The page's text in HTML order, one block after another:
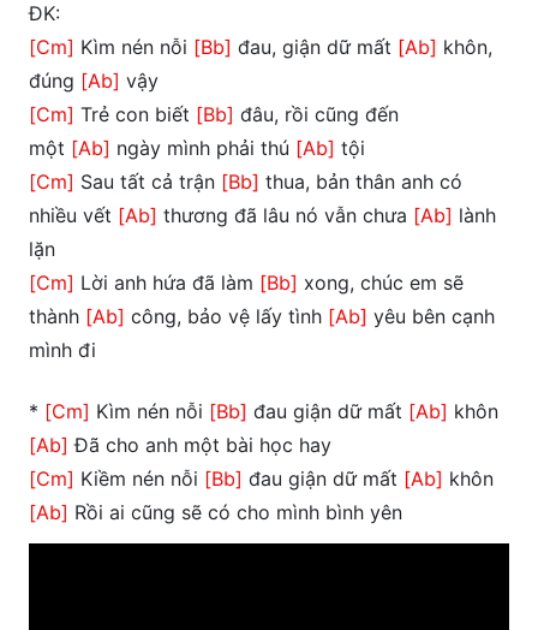
ĐK:
[Cm] Kìm nén nỗi [Bb] đau, giận dữ mất [Ab] khôn,
đúng [Ab] vậy
[Cm] Trẻ con biết [Bb] đâu, rồi cũng đến
một [Ab] ngày mình phải thú [Ab] tội
[Cm] Sau tất cả trận [Bb] thua, bản thân anh có
nhiều vết [Ab] thương đã lâu nó vẫn chưa [Ab] lành
lặn
[Cm] Lời anh hứa đã làm [Bb] xong, chúc em sẽ
thành [Ab] công, bảo vệ lấy tình [Ab] yêu bên cạnh
mình đi
* [Cm] Kìm nén nỗi [Bb] đau giận dữ mất [Ab] khôn
[Ab] Đã cho anh một bài học hay
[Cm] Kiềm nén nỗi [Bb] đau giận dữ mất [Ab] khôn
[Ab] Rồi ai cũng sẽ có cho mình bình yên